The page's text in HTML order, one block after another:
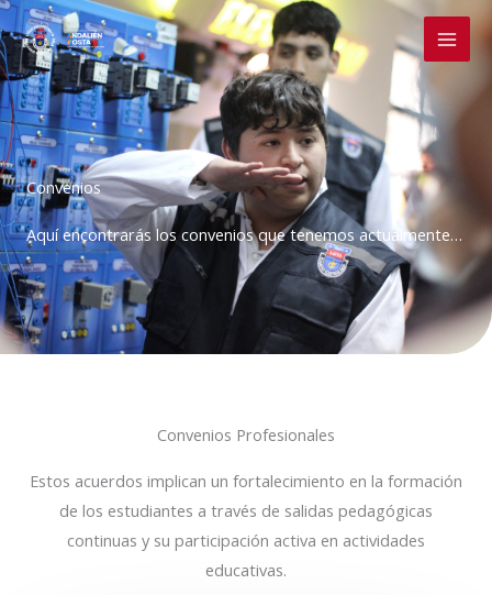
Ir
al
contenido
Convenios
Aquí encontrarás los convenios que tenemos actualmente…
Convenios Profesionales
Estos acuerdos implican un fortalecimiento en la formación
de los estudiantes a través de salidas pedagógicas
continuas y su participación activa en actividades
educativas.